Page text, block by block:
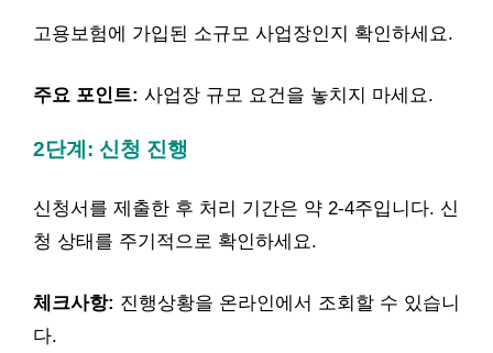
고용보험에 가입된 소규모 사업장인지 확인하세요.
주요 포인트: 사업장 규모 요건을 놓치지 마세요.
2단계: 신청 진행
신청서를 제출한 후 처리 기간은 약 2-4주입니다. 신
청 상태를 주기적으로 확인하세요.
체크사항: 진행상황을 온라인에서 조회할 수 있습니
다.